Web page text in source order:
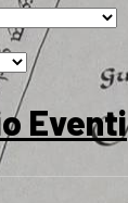
Eventi